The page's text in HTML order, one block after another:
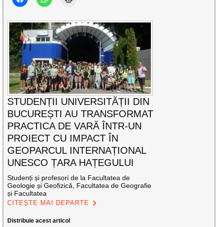
STUDENȚII UNIVERSITĂȚII DIN
BUCUREȘTI AU TRANSFORMAT
PRACTICA DE VARĂ ÎNTR-UN
PROIECT CU IMPACT ÎN
GEOPARCUL INTERNAȚIONAL
UNESCO ȚARA HAȚEGULUI
Studenți și profesori de la Facultatea de
Geologie și Geofizică, Facultatea de Geografie
și Facultatea
CITEȘTE MAI DEPARTE
Distribuie acest articol